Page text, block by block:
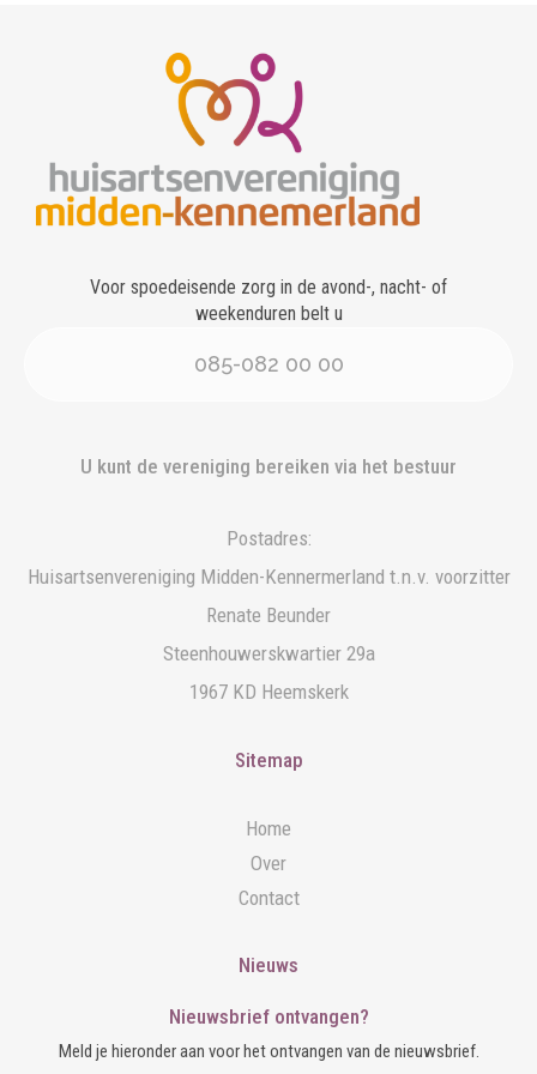
Voor spoedeisende zorg in de avond-, nacht- of
weekenduren belt u
085-082 00 00
U kunt de vereniging bereiken via het bestuur
Postadres:
Huisartsenvereniging Midden-Kennermerland t.n.v. voorzitter
Renate Beunder
Steenhouwerskwartier 29a
1967 KD Heemskerk
Sitemap
Home
Over
Contact
Nieuws
Nieuwsbrief ontvangen?
Meld je hieronder aan voor het ontvangen van de nieuwsbrief.